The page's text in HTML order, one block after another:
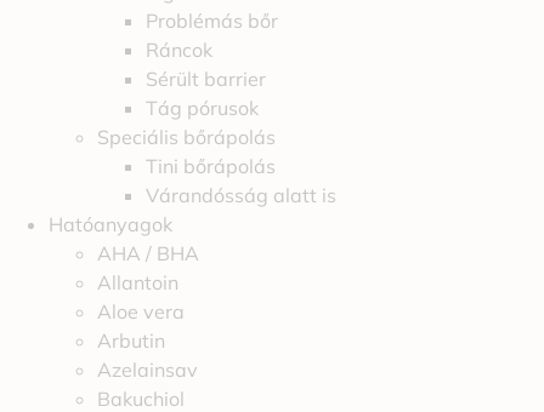
Problémás bőr
Ráncok
Sérült barrier
Tág pórusok
Speciális bőrápolás
Tini bőrápolás
Várandósság alatt is
Hatóanyagok
AHA / BHA
Allantoin
Aloe vera
Arbutin
Azelainsav
Bakuchiol